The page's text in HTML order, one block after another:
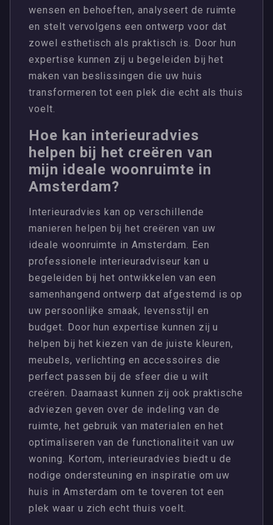
wensen en behoeften, analyseert de ruimte
en stelt vervolgens een ontwerp voor dat
zowel esthetisch als praktisch is. Door hun
expertise kunnen zij u begeleiden bij het
maken van beslissingen die uw huis
transformeren tot een plek die echt als thuis
voelt.
Hoe kan interieuradvies
helpen bij het creëren van
mijn ideale woonruimte in
Amsterdam?
Interieuradvies kan op verschillende
manieren helpen bij het creëren van uw
ideale woonruimte in Amsterdam. Een
professionele interieuradviseur kan u
begeleiden bij het ontwikkelen van een
samenhangend ontwerp dat afgestemd is op
uw persoonlijke smaak, levensstijl en
budget. Door hun expertise kunnen zij u
helpen bij het kiezen van de juiste kleuren,
meubels, verlichting en accessoires die
perfect passen bij de sfeer die u wilt
creëren. Daarnaast kunnen zij ook praktische
adviezen geven over de indeling van de
ruimte, het gebruik van materialen en het
optimaliseren van de functionaliteit van uw
woning. Kortom, interieuradvies biedt u de
nodige ondersteuning en inspiratie om uw
huis in Amsterdam om te toveren tot een
plek waar u zich echt thuis voelt.